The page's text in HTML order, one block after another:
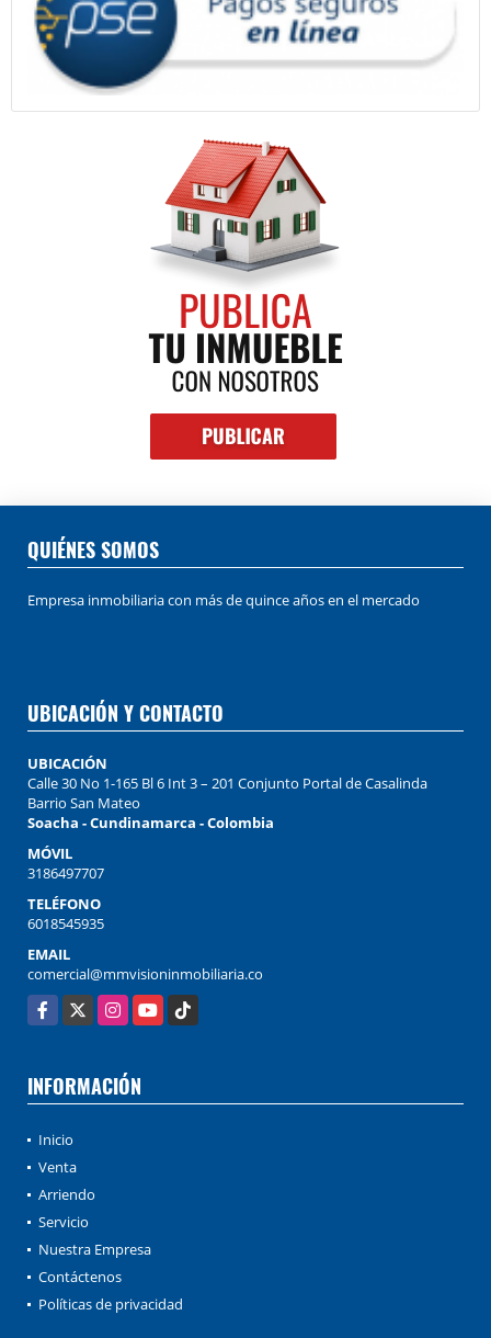
QUIÉNES SOMOS
Empresa inmobiliaria con más de quince años en el mercado
UBICACIÓN Y CONTACTO
UBICACIÓN
Calle 30 No 1-165 Bl 6 Int 3 – 201 Conjunto Portal de Casalinda
Barrio San Mateo
Soacha - Cundinamarca - Colombia
MÓVIL
3186497707
TELÉFONO
6018545935
EMAIL
comercial@mmvisioninmobiliaria.co
Facebook
X InstagramYouTubeTikTok
INFORMACIÓN
Inicio
Venta
Arriendo
Servicio
Nuestra Empresa
Contáctenos
Políticas de privacidad